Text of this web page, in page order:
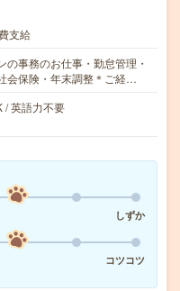
支給
事務のお仕事・勤怠管理・
会保険・年末調整＊ご経…
/ 英語力不要
しずか
コツコツ